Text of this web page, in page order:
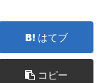
はてブ
コピー